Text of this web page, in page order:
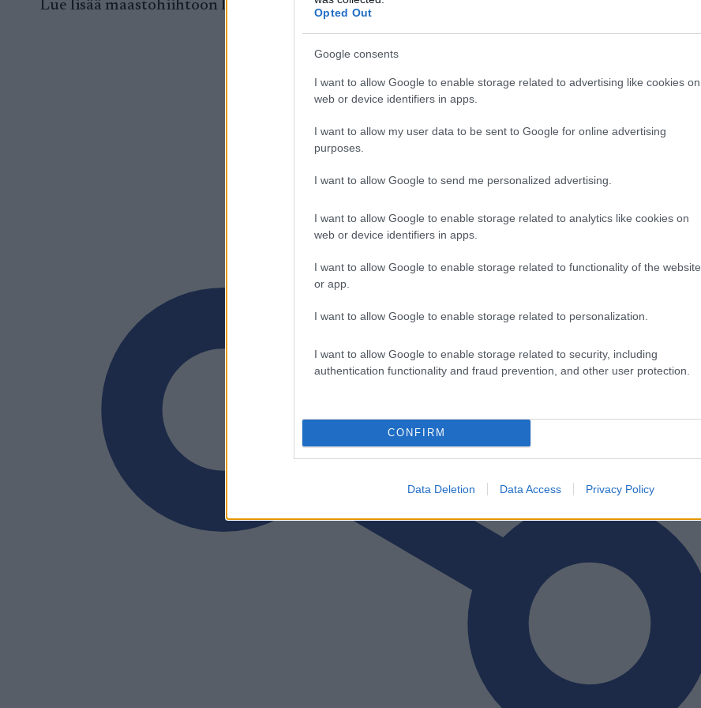
Opted Out
Google consents
I want to allow Google to enable storage related to advertising like cookies on
web or device identifiers in apps.
I want to allow my user data to be sent to Google for online advertising
purposes.
I want to allow Google to send me personalized advertising.
I want to allow Google to enable storage related to analytics like cookies on
web or device identifiers in apps.
I want to allow Google to enable storage related to functionality of the website
or app.
I want to allow Google to enable storage related to personalization.
I want to allow Google to enable storage related to security, including
authentication functionality and fraud prevention, and other user protection.
CONFIRM
Data Deletion Data Access Privacy Policy
Lue lisää maastohiihtoon liittyviä artikkelejatästä.